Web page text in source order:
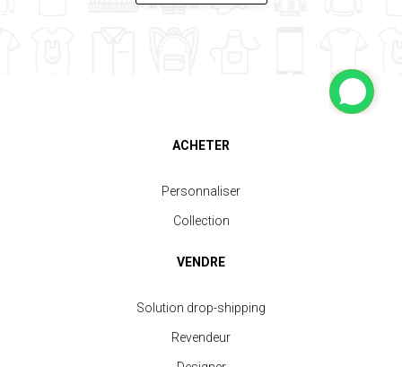
ACHETER
Personnaliser
Collection
VENDRE
Solution drop-shipping
Revendeur